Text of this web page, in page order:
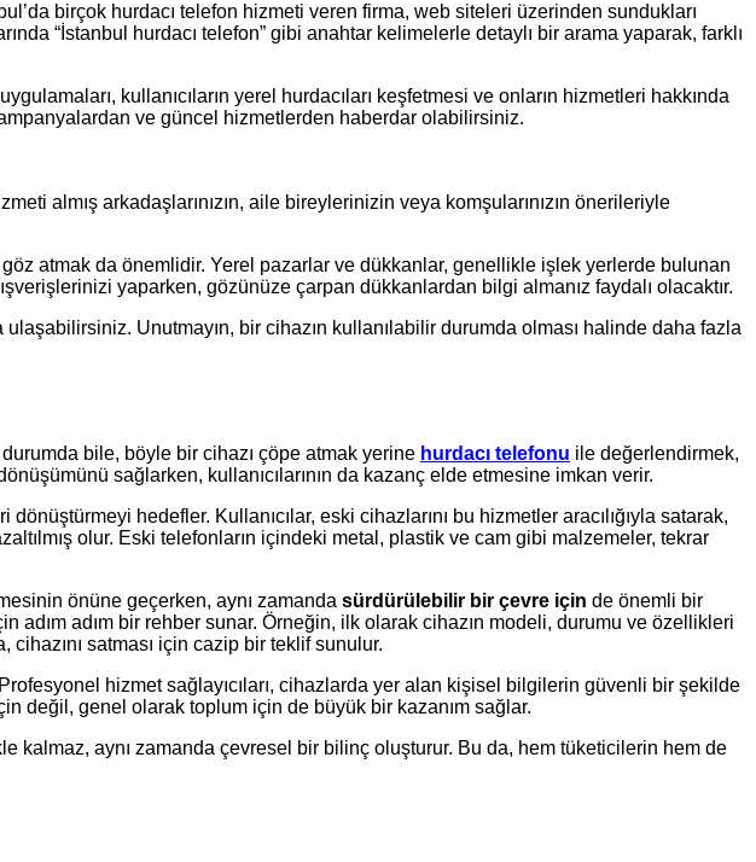
birçok hurdacı telefon hizmeti veren firma, web siteleri üzerinden sundukları
“İstanbul hurdacı telefon” gibi anahtar kelimelerle detaylı bir arama yaparak, farklı
kullanıcıların yerel hurdacıları keşfetmesi ve onların hizmetleri hakkında
ve güncel hizmetlerden haberdar olabilirsiniz.
almış arkadaşlarınızın, aile bireylerinizin veya komşularınızın önerileriyle
atmak da önemlidir. Yerel pazarlar ve dükkanlar, genellikle işlek yerlerde bulunan
yaparken, gözünüze çarpan dükkanlardan bilgi almanız faydalı olacaktır.
Unutmayın, bir cihazın kullanılabilir durumda olması halinde daha fazla
bile, böyle bir cihazı çöpe atmak yerine hurdacı telefonu ile değerlendirmek,
sağlarken, kullanıcılarının da kazanç elde etmesine imkan verir.
hedefler. Kullanıcılar, eski cihazlarını bu hizmetler aracılığıyla satarak,
olur. Eski telefonların içindeki metal, plastik ve cam gibi malzemeler, tekrar
önüne geçerken, aynı zamanda sürdürülebilir bir çevre için de önemli bir
adım adım bir rehber sunar. Örneğin, ilk olarak cihazın modeli, durumu ve özellikleri
cihazını satması için cazip bir teklif sunulur.
hizmet sağlayıcıları, cihazlarda yer alan kişisel bilgilerin güvenli bir şekilde
değil, genel olarak toplum için de büyük bir kazanım sağlar.
kalmaz, aynı zamanda çevresel bir bilinç oluşturur. Bu da, hem tüketicilerin hem de